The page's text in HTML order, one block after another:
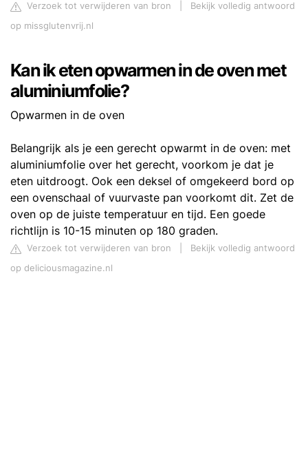
Verzoek tot verwijderen van bron
Bekijk volledig antwoord
op missglutenvrij.nl
Kan ik eten opwarmen in de oven met
aluminiumfolie?
Opwarmen in de oven
Belangrijk als je een gerecht opwarmt in de oven: met
aluminiumfolie over het gerecht, voorkom je dat je
eten uitdroogt. Ook een deksel of omgekeerd bord op
een ovenschaal of vuurvaste pan voorkomt dit. Zet de
oven op de juiste temperatuur en tijd. Een goede
richtlijn is 10-15 minuten op 180 graden.
Verzoek tot verwijderen van bron
Bekijk volledig antwoord
op deliciousmagazine.nl